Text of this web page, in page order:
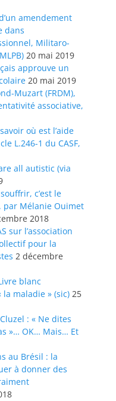
amendement
dans
Militaro-
20 mai 2019
approuve un
20 mai 2019
Muzart (FRDM),
associative,
où est l’aide
L.246-1 du CASF,
all autistic (via
c’est le
par Mélanie Ouimet
2018
sur l’association
pour la
2 décembre
blanc
maladie » (sic) 25
: « Ne dites
»… OK… Mais… Et
au Brésil : la
à donner des